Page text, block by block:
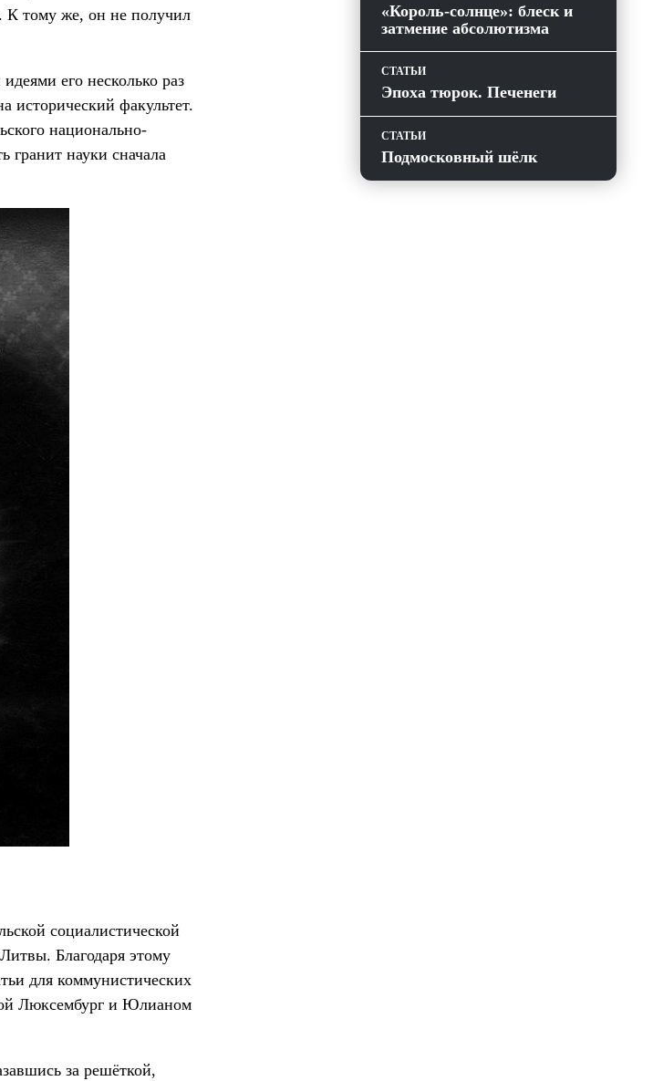
К тому же, он не получил
его несколько раз
исторический факультет.
национально-
гранит науки сначала
социалистической
Благодаря этому
для коммунистических
Люксембург и Юлианом
за решёткой,
«Король-солнце»: блеск и
затмение абсолютизма
СТАТЬИ
Эпоха тюрок. Печенеги
СТАТЬИ
Подмосковный шёлк